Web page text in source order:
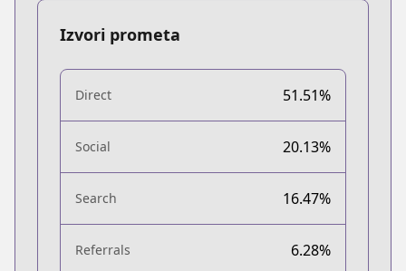
Izvori prometa
Direct 51.51%
Social 20.13%
Search 16.47%
Referrals 6.28%